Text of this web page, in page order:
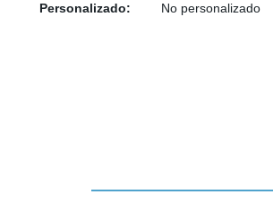
Personalizado:
No personalizado